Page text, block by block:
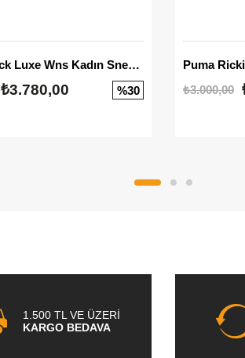
Mayze Stack Luxe Wns Kadın Sneaker
₺3.780,00 %30
Puma
₺3.000,00
1.500 TL VE ÜZERİ
KARGO BEDAVA